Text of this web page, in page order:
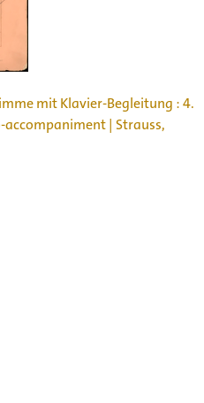
mit Klavier-Begleitung : 4.
| Strauss,